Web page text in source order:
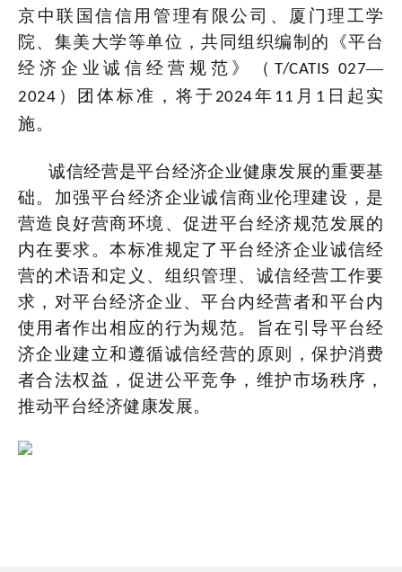
京中联国信信用管理有限公司、厦门理工学
院、集美大学等单位 ，共同组织编制的《平台
经济企业诚信经营规范》（T/CATIS 027—
2024 ）团体标准，将于2024年 11 月 1 日起实
施。
诚信经营是平台经济企业健康发展的重要基
础。加强平台经济企业诚信商业伦理建设，是
营造良好营商环境、促进平台经济规范发展的
内在要求。本标准规定了平台经济企业诚信经
营的术语和定义、组织管理、诚信经营工作要
求 ，对平台经济企业、平台内经营者和平台内
使用者作出相应的行为规范。
旨在引导平台经
济企业建立和遵循诚信经营的原则，保护消费
者合法权益，促进公平竞争，维护市场秩序，
推动平台经济健康发展。